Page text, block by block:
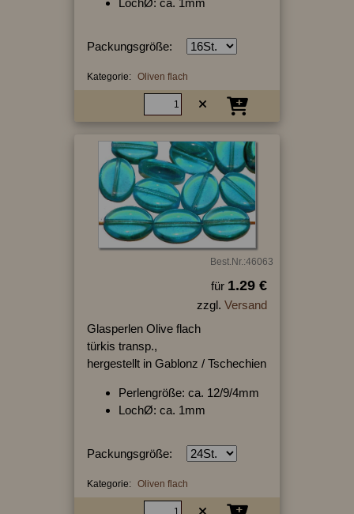
Packungsgröße:
Kategorie: Oliven flach
Best.Nr.:46063
für 1.29 €
zzgl. Versand
Glasperlen Olive flach
türkis transp.,
hergestellt in Gablonz / Tschechien
Perlengröße: ca. 12/9/4mm
LochØ: ca. 1mm
Packungsgröße:
Kategorie: Oliven flach